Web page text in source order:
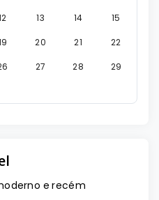
13 14 15
20 21 22
27 28 29
e recém